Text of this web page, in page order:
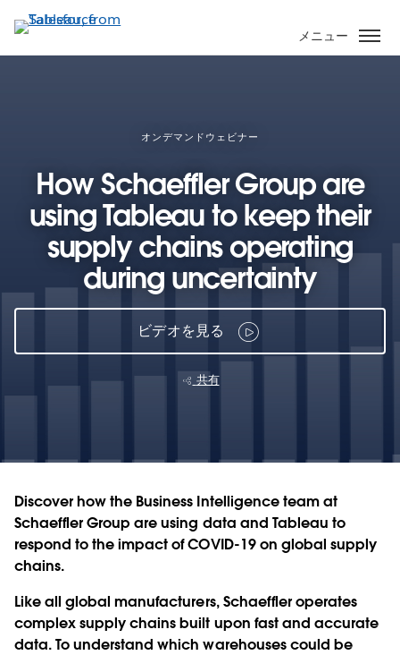
イ
ン
メニュー
オンデマンドウェビナー
How Schaeffler Group are
using Tableau to keep their
supply chains operating
during uncertainty
ビデオを見る
共有
Discover how the Business Intelligence team at
Schaeffler Group are using data and Tableau to
respond to the impact of COVID-19 on global supply
chains.
Like all global manufacturers, Schaeffler operates
complex supply chains built upon fast and accurate
data. To understand which warehouses could be